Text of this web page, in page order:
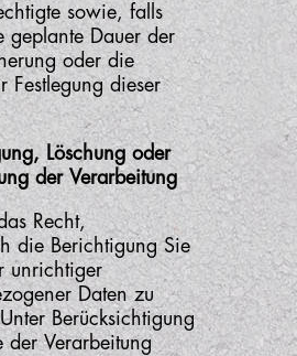
sowie, falls
geplante Dauer der
oder die
Festlegung dieser
Löschung oder
der Verarbeitung
Recht,
die Berichtigung Sie
unrichtiger
Daten zu
Berücksichtigung
der Verarbeitung